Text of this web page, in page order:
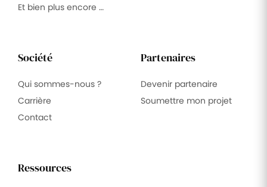
Et bien plus encore …
Société
Qui sommes-nous ?
Carrière
Contact
Partenaires
Devenir partenaire
Soumettre mon projet
Ressources